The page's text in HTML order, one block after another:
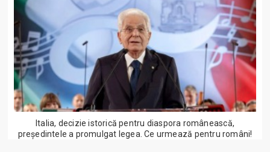
Italia, decizie istorică pentru diaspora românească,
președintele a promulgat legea. Ce urmează pentru români!